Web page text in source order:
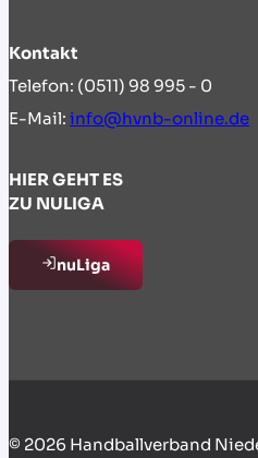
Kontakt
Telefon: (0511) 98 995 - 0
E-Mail: info@hvnb-online.de
HIER GEHT ES
ZU NULIGA
nuLiga
© 2026 Handballverband